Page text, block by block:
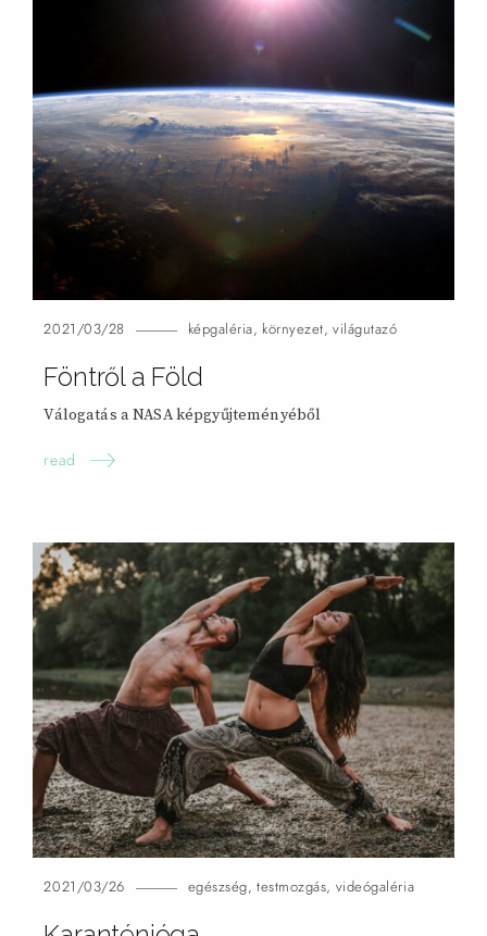
2021/03/28 képgaléria, környezet,világutazó
Föntről a Föld
Válogatás a NASA képgyűjteményéből
read
2021/03/26 egészség,testmozgás, videógaléria